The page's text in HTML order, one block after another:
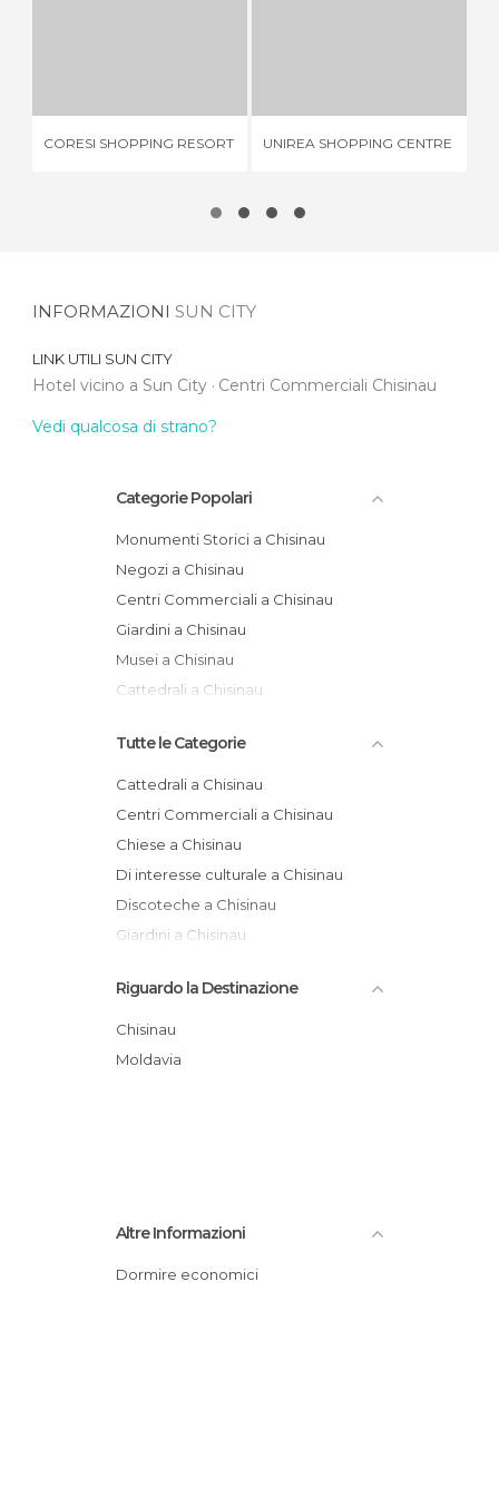
CORESI SHOPPING RESORT UNIREA SHOPPING CENTRE
INFORMAZIONI SUN CITY
LINK UTILI SUN CITY
Hotel vicino a Sun City Centri Commerciali Chisinau
Vedi qualcosa di strano?
Categorie Popolari
Monumenti Storici a Chisinau
Negozi a Chisinau
Centri Commerciali a Chisinau
Giardini a Chisinau
Musei a Chisinau
Cattedrali a Chisinau
Tutte le Categorie
Cattedrali a Chisinau
Centri Commerciali a Chisinau
Chiese a Chisinau
Di interesse culturale a Chisinau
Discoteche a Chisinau
Giardini a Chisinau
Mostre a Chisinau
Musei a Chisinau
Negozi a Chisinau
Riguardo la Destinazione
Chisinau
Moldavia
Altre Informazioni
Dormire economici